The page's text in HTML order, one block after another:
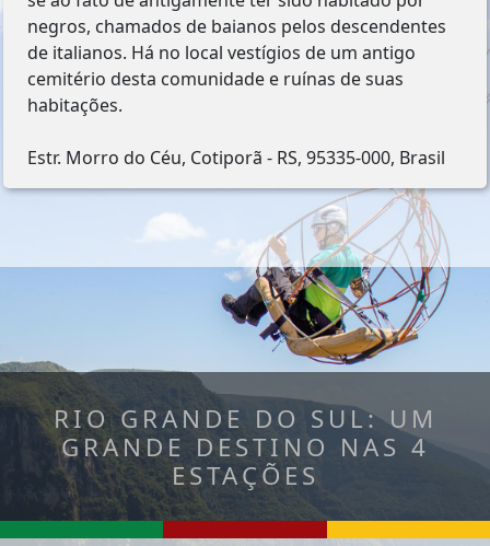
negros, chamados de baianos pelos descendentes
de italianos. Há no local vestígios de um antigo
cemitério desta comunidade e ruínas de suas
habitações.
Estr. Morro do Céu, Cotiporã - RS, 95335-000, Brasil
RIO GRANDE DO SUL: UM
GRANDE DESTINO NAS 4
ESTAÇÕES